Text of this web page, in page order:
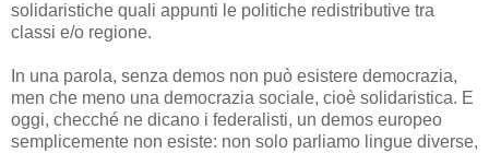
solidaristiche quali appunti le politiche redistributive tra
classi e/o regione.
In una parola, senza demos non può esistere democrazia,
men che meno una democrazia sociale, cioè solidaristica. E
oggi, checché ne dicano i federalisti, un demos europeo
semplicemente non esiste: non solo parliamo lingue diverse,